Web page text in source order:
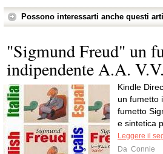
Possono interessarti anche questi
"Sigmund Freud" un
indipendente A.A. V.V.
Kindle
un fumetto
fumetto
e sintetica
Leggere il
Da Connie